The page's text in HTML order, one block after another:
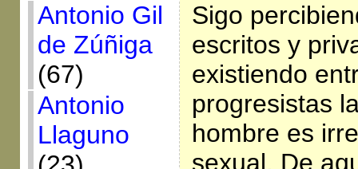
Antonio Gil
de Zúñiga
(67)
Antonio
Llaguno
Sigo
escritos y
existiendo
progresistas
hombre es
sexual. De